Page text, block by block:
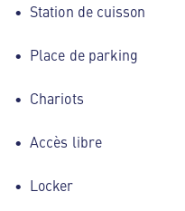
Station de cuisson
Place de parking
Chariots
Accès libre
Locker